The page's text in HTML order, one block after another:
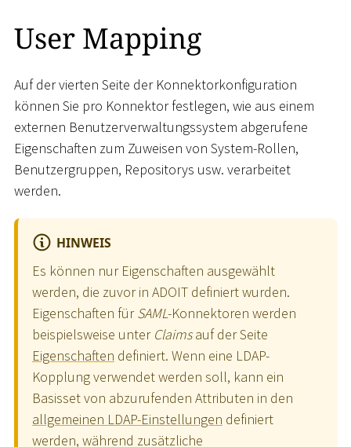
User Mapping
Auf der vierten Seite der Konnektorkonfiguration
können Sie pro Konnektor festlegen, wie aus einem
externen Benutzerverwaltungssystem abgerufene
Eigenschaften zum Zuweisen von System-Rollen,
Benutzergruppen, Repositorys usw. verarbeitet
werden.
HINWEIS
Es können nur Eigenschaften ausgewählt
werden, die zuvor in ADOIT definiert wurden.
Eigenschaften fürSAML-Konnektoren werden
beispielsweise unter Claimsauf der Seite
Eigenschaften definiert. Wenn eine LDAP-
Kopplung verwendet werden soll, kann ein
Basisset von abzurufenden Attributen in den
allgemeinen LDAP-Einstellungen definiert
werden, während zusätzliche